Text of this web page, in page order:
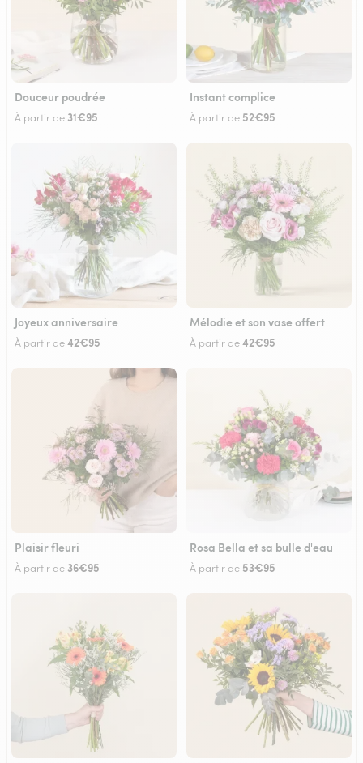
Douceur poudrée
À partir de 31€95
Instant complice
À partir de 52€95
Joyeux anniversaire
À partir de42€95
Mélodie et son vase offert
À partir de42€95
Plaisir fleuri
À partir de 36€95
Rosa Bella et sa bulle d'eau
À partir de 53€95